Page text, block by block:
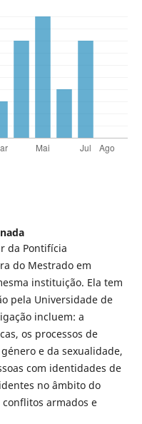
da Pontifícia
do Mestrado em
instituição. Ela tem
pela Universidade de
incluem: a
os processos de
e da sexualidade,
com identidades de
no âmbito do
armados e